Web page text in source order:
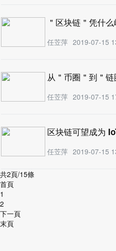
＂区块链＂凭什么
任苙萍 2019-07-15
从＂币圈＂到＂
任苙萍 2019-07-15
区块链可望成为
任苙萍 2019-07-15
共2頁/15條
首頁
1
2
下一頁
末頁